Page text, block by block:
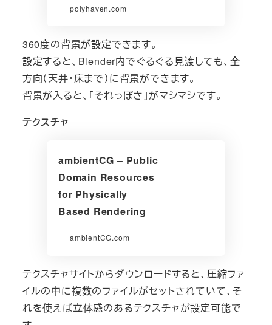
polyhaven.com
360度の背景が設定できます。
設定すると、Blender内でぐるぐる見渡しても、全
方向（天井・床まで）に背景ができます。
背景が入ると、「それっぽさ」がマシマシです。
テクスチャ
ambientCG – Public
Domain Resources
for Physically
Based Rendering
ambientCG.com
テクスチャサイトからダウンロードすると、圧縮ファ
イルの中に複数のファイルがセットされていて、そ
れを使えば立体感のあるテクスチャが設定可能で